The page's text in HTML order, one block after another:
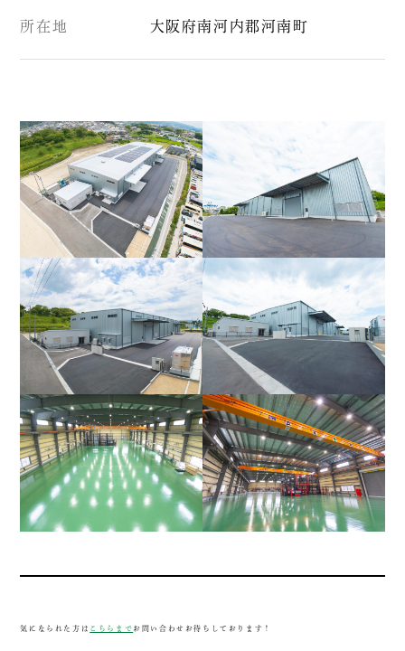
所在地 大阪府南河内郡河南町
気になられた方は こちらまで お問い合わせお待ちしております！